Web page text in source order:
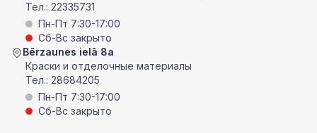
Тел.: 22335731
Пн-Пт 7:30-17:00
Сб-Вс закрыто
Bērzaunes ielā 8a
Краски и отделочные материалы
Тел.: 28684205
Пн-Пт 7:30-17:00
Сб-Вс закрыто